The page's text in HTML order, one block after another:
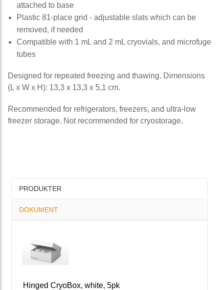
attached to base
Plastic 81-place grid - adjustable slats which can be
removed, if needed
Compatible with 1 mL and 2 mL cryovials, and microfuge
tubes
Designed for repeated freezing and thawing. Dimensions
(L x W x H): 13,3 x 13,3 x 5,1 cm.
Recommended for refrigerators, freezers, and ultra-low
freezer storage. Not recommended for cryostorage.
PRODUKTER
DOKUMENT
Hinged CryoBox, white, 5pk